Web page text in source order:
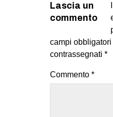
Lascia un
commento
campi
contrassegnati *
Commento *